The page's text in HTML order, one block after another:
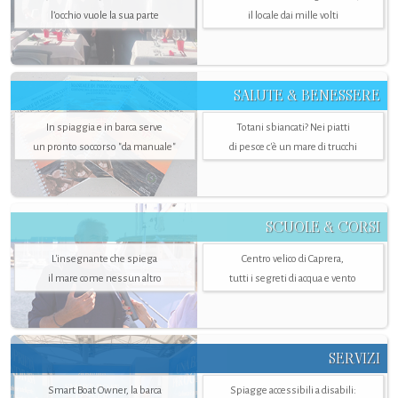
l’occhio vuole la sua parte
il locale dai mille volti
SALUTE & BENESSERE
In spiaggia e in barca serve
un pronto soccorso "da manuale"
Totani sbiancati? Nei piatti
di pesce c'è un mare di trucchi
SCUOLE & CORSI
L'insegnante che spiega
il mare come nessun altro
Centro velico di Caprera,
tutti i segreti di acqua e vento
SERVIZI
Smart Boat Owner, la barca
Spiagge accessibili a disabili: